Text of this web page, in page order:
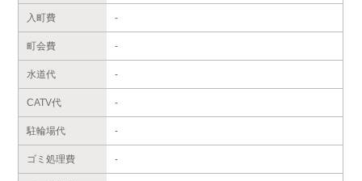
入町費 -
町会費 -
水道代 -
CATV代 -
駐輪場代 -
ゴミ処理費 -